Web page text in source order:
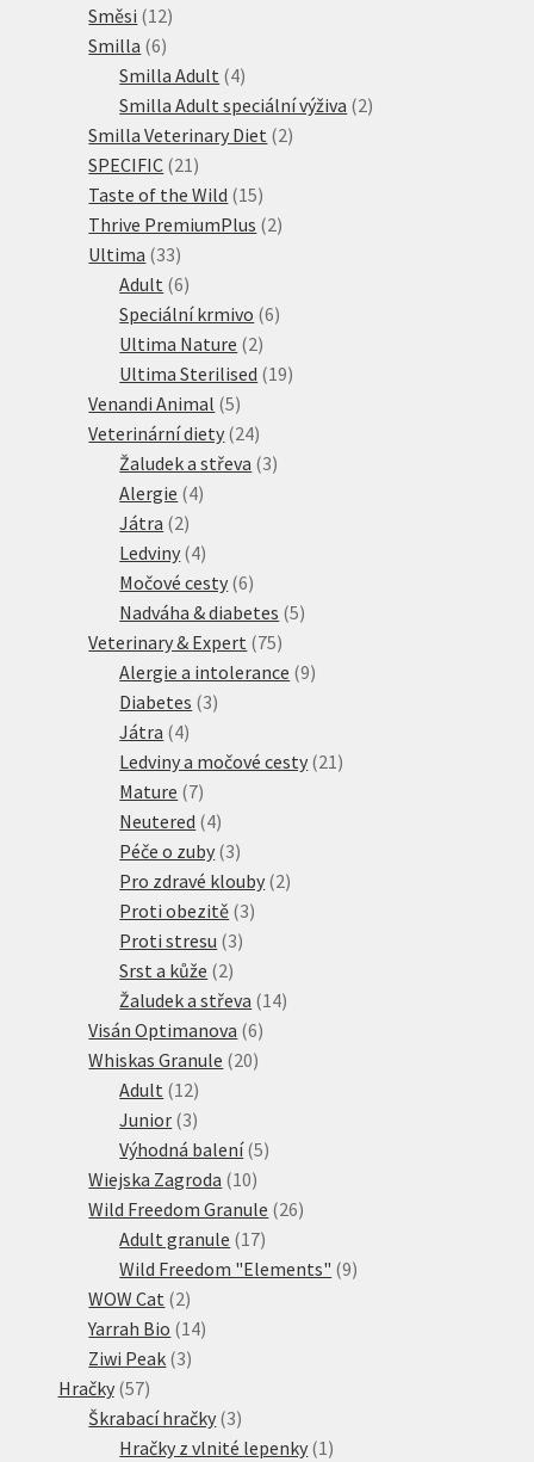
Směsi 1212
Smilla 66
produktů
Smilla Adult 44
produkty
Smilla Adult speciální výživa 22
Smilla Veterinary Diet 22
SPECIFIC 21 21
produktů
Taste of the Wild 1515
produktů
Thrive PremiumPlus 22
Ultima 3333
produktů
Adult 66
produktů
Speciální krmivo 66
Ultima Nature 22
produkty
Ultima Sterilised 1919
Venandi Animal 55
produktů
Veterinární diety 2424
produktů
Žaludek a střeva 33
Alergie 44
Játra 22
produkty
Ledviny 44
produkty
Močové cesty 66
produktů
Nadváha & diabetes 55
Veterinary & Expert 7575
produktů
Alergie a intolerance 99
Diabetes 33
Játra 44
produkty
Ledviny a močové cesty 21 21
Mature 77
produktů
Neutered 44
produkty
Péče o zuby 33
produkty
Pro zdravé klouby 22
Proti obezitě 33
Proti stresu 33
Srst a kůže 22
produkty
Žaludek a střeva 1414
Visán Optimanova 66
produktů
Whiskas Granule 2020
Adult 1212
produktů
Junior 33
produkty
Výhodná balení 55
Wiejska Zagroda 1010
produktů
Wild Freedom Granule 2626
Adult granule 1717
produktů
Wild Freedom "Elements" 99
WOW Cat 22
produkty
Yarrah Bio 1414
Ziwi Peak 33
Hračky 5757
produktů
Škrabací hračky 33
produkty
Hračky z vlnité lepenky 1 1